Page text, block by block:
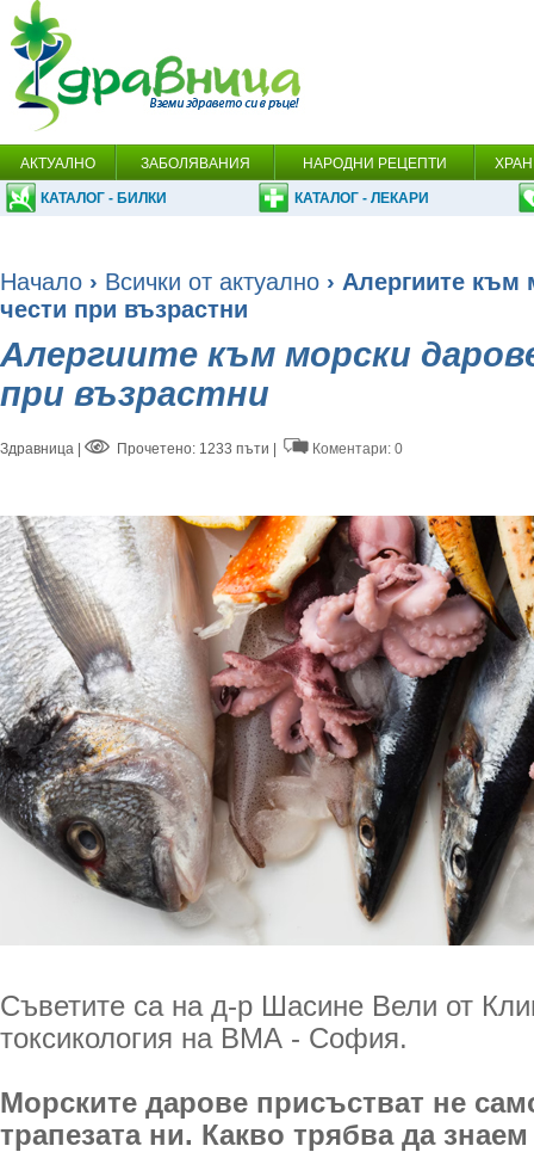
АКТУАЛНО ЗАБОЛЯВАНИЯ НАРОДНИ РЕЦЕПТИ
КАТАЛОГ - БИЛКИ КАТАЛОГ - ЛЕКАРИ
Начало › Всички от актуално › Алергиите към
чести при възрастни
Алергиите към морски
при възрастни
Здравница Прочетено: 1233 пъти | Коментари: 0
Съветите са на д-р Шасине Вели от
токсикология на ВМА - София.
Морските дарове присъстват не
трапезата ни. Какво трябва да знаем